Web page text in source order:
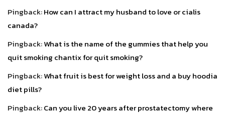
Pingback:How can I attract my husband to love or cialis
canada?
Pingback:What is the name of the gummies that help you
quit smoking chantix for quit smoking?
Pingback:What fruit is best for weight loss and a buy hoodia
diet pills?
Pingback:Can you live 20 years after prostatectomy where